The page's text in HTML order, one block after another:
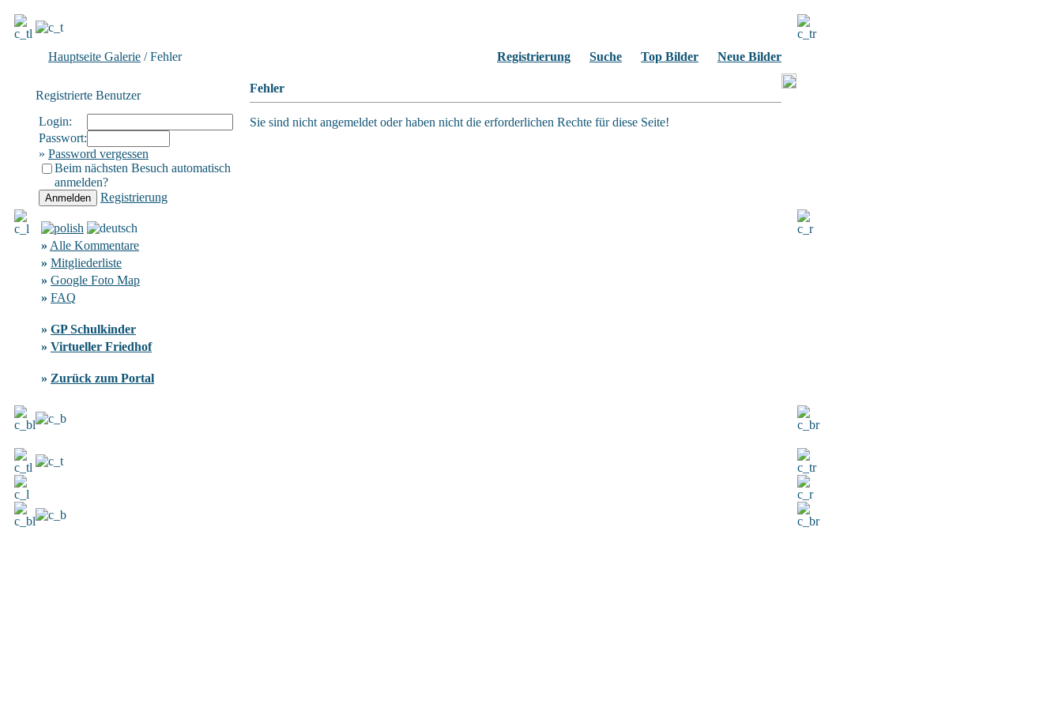
Hauptseite Galerie / Fehler Registrierung Suche Top Bilder Neue Bilder
Registrierte Benutzer
Login:
Passwort:
» Password vergessen
Beim nächsten Besuch automatisch
anmelden?
Registrierung
» Alle Kommentare
» Mitgliederliste
» Google Foto Map
» FAQ
» GP Schulkinder
» Virtueller Friedhof
» Zurück zum Portal
Fehler
Sie sind nicht angemeldet oder haben nicht die erforderlichen Rechte für diese Seite!